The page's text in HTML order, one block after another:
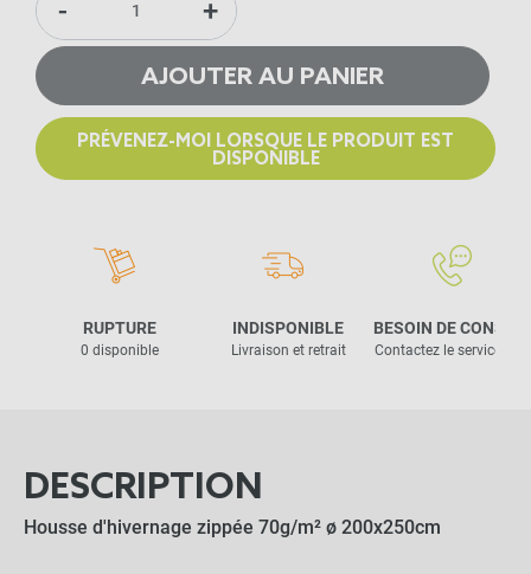
- +
AJOUTER AU PANIER
PRÉVENEZ-MOI LORSQUE LE PRODUIT EST
DISPONIBLE
RUPTURE
0 disponible
INDISPONIBLE
Livraison et retrait
BESOIN DE CONSEIL
Contactez le service
DESCRIPTION
Housse d'hivernage zippée 70g/m² ø 200x250cm